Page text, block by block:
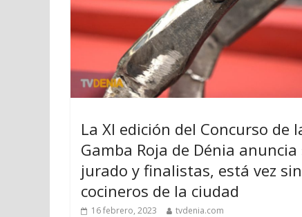
La XI edición del Concurso de
Gamba Roja de Dénia anuncia
jurado y finalistas, está vez sin
cocineros de la ciudad
16 febrero, 2023 tvdenia.com